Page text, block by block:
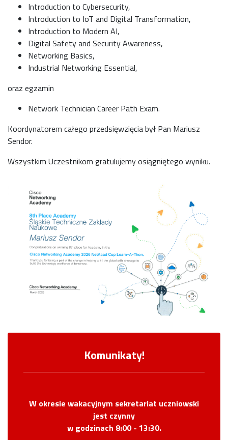
Introduction to Cybersecurity,
Introduction to IoT and Digital Transformation,
Introduction to Modern AI,
Digital Safety and Security Awareness,
Networking Basics,
Industrial Networking Essential,
oraz egzamin
Network Technician Career Path Exam.
Koordynatorem całego przedsięwzięcia był Pan Mariusz
Sendor.
Wszystkim Uczestnikom gratulujemy osiągniętego wyniku.
Komunikaty!
W okresie wakacyjnym sekretariat uczniowski
jest czynny
w godzinach 8:00 - 13:30.